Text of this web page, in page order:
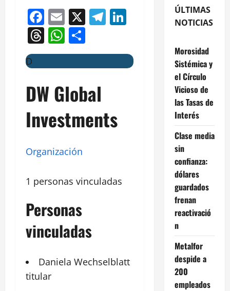
Facebook
Email
X Telegram
LinkedIn
Threads
WhatsApp
D
DW Global
Investments
Organización
1 personas vinculadas
Personas
vinculadas
Daniela Wechselblatt
titular
ÚLTIMAS
NOTICIAS
Morosidad
Sistémica y
el Círculo
Vicioso de
las Tasas de
Interés
Clase media
sin
confianza:
dólares
guardados
frenan
reactivació
n
Metalfor
despide a
200
empleados